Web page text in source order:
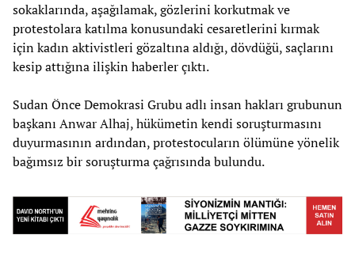
sokaklarında, aşağılamak, gözlerini korkutmak ve
protestolara katılma konusundaki cesaretlerini kırmak
için kadın aktivistleri gözaltına aldığı, dövdüğü, saçlarını
kesip attığına ilişkin haberler çıktı.
Sudan Önce Demokrasi Grubu adlı insan hakları grubunun
başkanı Anwar Alhaj, hükümetin kendi soruşturmasını
duyurmasının ardından, protestocuların ölümüne yönelik
bağımsız bir soruşturma çağrısında bulundu.